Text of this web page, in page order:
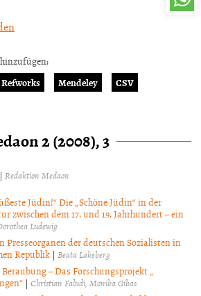
Refworks Mendeley CSV
2 (2008), 3
|Redaktion Medaon
Jüdin!“ Die „Schöne Jüdin“ in der
zwischen dem 17. und 19. Jahrhundert – ein
Ludewig
Presseorganen der deutschen Sozialisten in
Republik | Beata Lakeberg
– Das Forschungsprojekt „
| Christian Faludi Monika Gibas